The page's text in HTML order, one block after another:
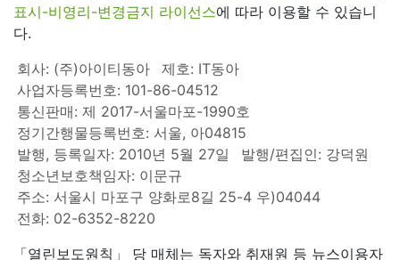
표시-비영리-변경금지 라이선스에 따라 이용할 수 있습니
다.
회사: (주)아이티동아
제호: IT동아
사업자등록번호: 101-86-04512
통신판매: 제 2017-서울마포-1990호
정기간행물등록번호: 서울, 아04815
발행, 등록일자: 2010년 5월 27일
발행/편집인: 강덕원
청소년보호책임자: 이문규
주소: 서울시 마포구 양화로8길 25-4 우)04044
전화: 02-6352-8220
「열린보도원칙」 당 매체는 독자와 취재원 등 뉴스이용자